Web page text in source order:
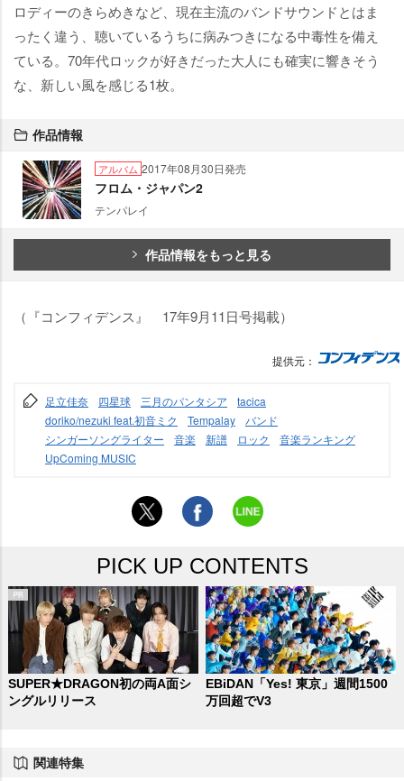
ロディーのきらめきなど、現在主流のバンドサウンドとはま
ったく違う、聴いているうちに病みつきになる中毒性を備え
ている。70年代ロックが好きだった大人にも確実に響きそう
な、新しい風を感じる1枚。
作品情報
アルバム 2017年08月30日発売
フロム・ジャパン2
テンパレイ
作品情報をもっと見る
（『コンフィデンス』 17年9月11日号掲載）
提供元：
足立佳奈 四星球 三月のパンタシア
tacica
doriko/nezuki feat.初音ミク
Tempalay
バンド
シンガーソングライター
音楽 新譜 ロック
音楽ランキング
UpComing MUSIC
PICK UP CONTENTS
SUPER★DRAGON初の両A面シ
ングルリリース
EBiDAN「Yes! 東京」週間1500
万回超でV3
関連特集